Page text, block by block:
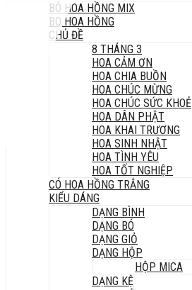
BÓ HOA HỒNG MIX
BQ HOA HỒNG
CHỦ ĐỀ
8 THÁNG 3
HOA CẢM ƠN
HOA CHIA BUỒN
HOA CHÚC MỪNG
HOA CHÚC SỨC KHOẺ
HOA DÂN PHẬT
HOA KHAI TRƯƠNG
HOA SINH NHẬT
HOA TÌNH YÊU
HOA TỐT NGHIỆP
CÓ HOA HỒNG TRẮNG
KIỂU DÁNG
DẠNG BÌNH
DẠNG BÓ
DẠNG GIỎ
DẠNG HỘP
HỘP MICA
DẠNG KỆ